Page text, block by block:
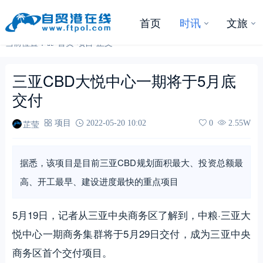
首页 时讯 文旅
当前位置： 首页 项目 正文
三亚CBD大悦中心一期将于5月底
交付
芷莹 项目 2022-05-20 10:02 0 2.55W
据悉，该项目是目前三亚CBD规划面积最大、投资总额最
高、开工最早、建设进度最快的重点项目
5月19日，记者从三亚中央商务区了解到，中粮·三亚大
悦中心一期商务集群将于5月29日交付，成为三亚中央
商务区首个交付项目。